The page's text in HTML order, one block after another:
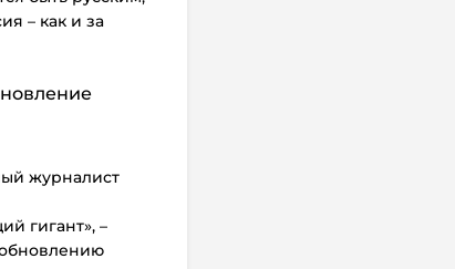
– как и за
журналист
гигант», –